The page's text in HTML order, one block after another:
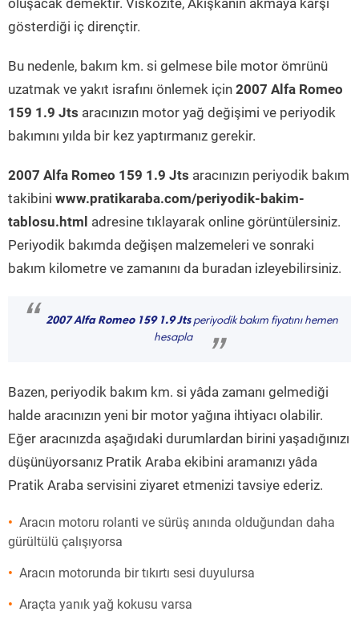
oluşacak demektir. Viskozite, Akışkanın akmaya karşı
gösterdiği iç dirençtir.
Bu nedenle, bakım km. si gelmese bile motor ömrünü
uzatmak ve yakıt israfını önlemek için 2007 Alfa Romeo
159 1.9 Jts aracınızın motor yağ değişimi ve periyodik
bakımını yılda bir kez yaptırmanız gerekir.
2007 Alfa Romeo 159 1.9 Jts aracınızın periyodik bakım
takibini www.pratikaraba.com/periyodik-bakim-
tablosu.html adresine tıklayarak online görüntülersiniz.
Periyodik bakımda değişen malzemeleri ve sonraki
bakım kilometre ve zamanını da buradan izleyebilirsiniz.
“ 2007 Alfa Romeo 159 1.9 Jtsperiyodik bakım fiyatını hemen
hesapla
”
Bazen, periyodik bakım km. si yâda zamanı gelmediği
halde aracınızın yeni bir motor yağına ihtiyacı olabilir.
Eğer aracınızda aşağıdaki durumlardan birini yaşadığınızı
düşünüyorsanız Pratik Araba ekibini aramanızı yâda
Pratik Araba servisini ziyaret etmenizi tavsiye ederiz.
Aracın motoru rolanti ve sürüş anında olduğundan daha
gürültülü çalışıyorsa
Aracın motorunda bir tıkırtı sesi duyulursa
Araçta yanık yağ kokusu varsa